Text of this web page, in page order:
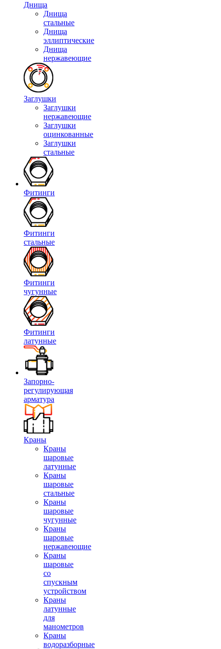
Днища
Днища
стальные
Днища
эллиптические
Днища
нержавеющие
Заглушки
Заглушки
нержавеющие
Заглушки
оцинкованные
Заглушки
стальные
Фитинги
Фитинги
стальные
Фитинги
чугунные
Фитинги
латунные
Запорно-
регулирующая
арматура
Краны
Краны
шаровые
латунные
Краны
шаровые
стальные
Краны
шаровые
чугунные
Краны
шаровые
нержавеющие
Краны
шаровые
со
спускным
устройством
Краны
латунные
для
манометров
Краны
водоразборные